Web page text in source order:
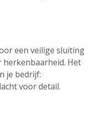
een veilige sluiting
herkenbaarheid. Het
je bedrijf:
voor detail.